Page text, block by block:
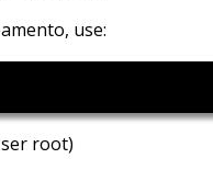
use:
root)